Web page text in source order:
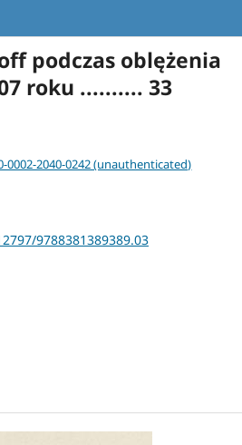
podczas oblężenia
roku .......... 33
2040-0242 (unauthenticated)
9788381389389.03